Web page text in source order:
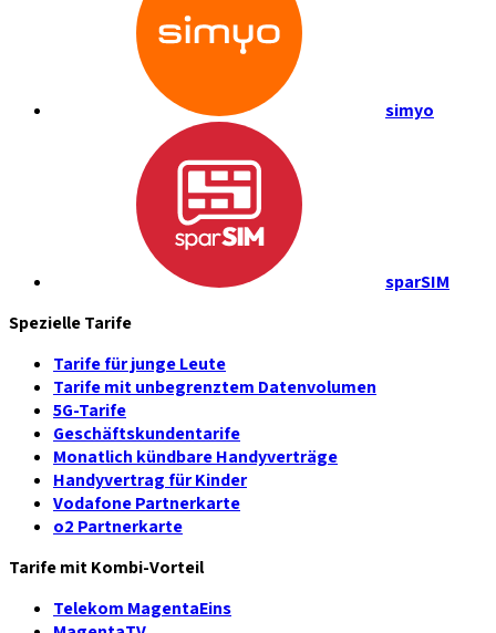
simyo
sparSIM
Spezielle Tarife
Tarife für junge Leute
Tarife mit unbegrenztem Datenvolumen
5G-Tarife
Geschäftskundentarife
Monatlich kündbare Handyverträge
Handyvertrag für Kinder
Vodafone Partnerkarte
o2 Partnerkarte
Tarife mit Kombi-Vorteil
Telekom MagentaEins